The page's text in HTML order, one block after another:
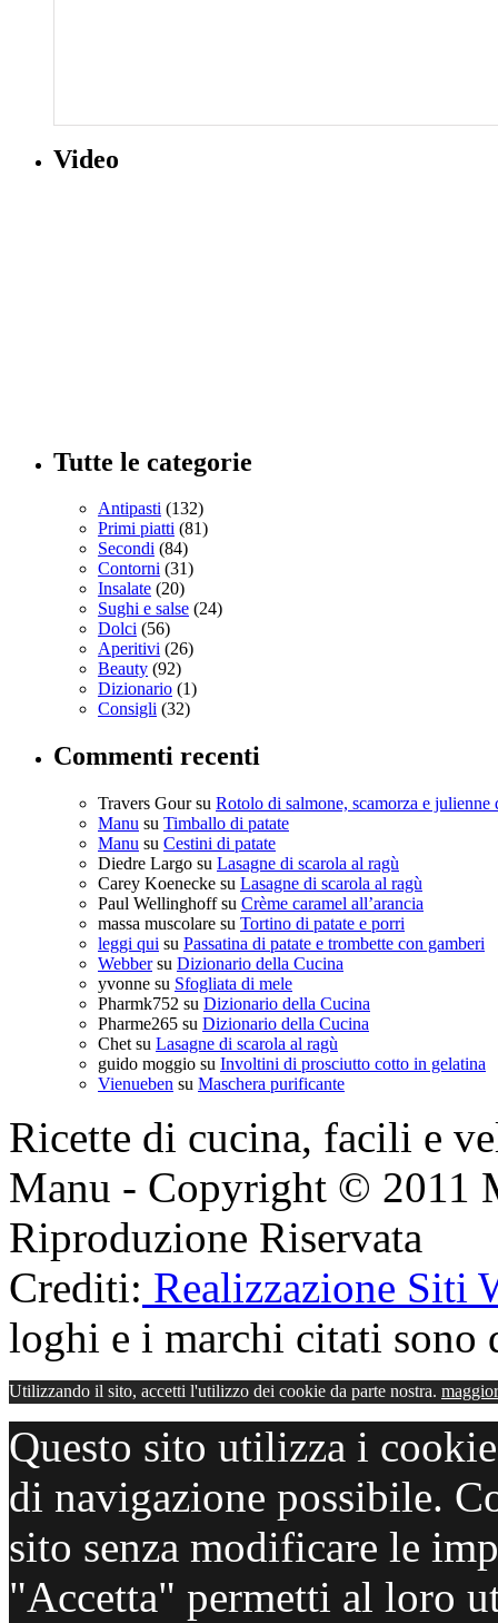
Video
Tutte le categorie
Antipasti (132)
Primi piatti (81)
Secondi (84)
Contorni (31)
Insalate (20)
Sughi e salse (24)
Dolci (56)
Aperitivi (26)
Beauty (92)
Dizionario (1)
Consigli (32)
Commenti recenti
Travers Goursu Rotolo di salmone, scamorza e julienne
Manu su Timballo di patate
Manu su Cestini di patate
Diedre Largo su Lasagne di scarola al ragù
Carey Koenecke su Lasagne di scarola al ragù
Paul Wellinghoffsu Crème caramel all’arancia
massa muscolare su Tortino di patate e porri
leggi qui su Passatina di patate e trombette con gamberi
Webbersu Dizionario della Cucina
yvonne su Sfogliata di mele
Pharmk752 su Dizionario della Cucina
Pharme265 su Dizionario della Cucina
Chet su Lasagne di scarola al ragù
guido moggio su Involtini di prosciutto cotto in gelatina
Vienueben su Maschera purificante
Ricette di cucina, facili e
Manu - Copyright © 2011
Riproduzione Riservata
Crediti: Realizzazione Siti
loghi e i marchi citati
Utilizzando il sito, accetti l'utilizzo dei cookie da parte nostra.
Questo sito utilizza i
di navigazione possibile.
sito senza modificare le
"Accetta" permetti al loro